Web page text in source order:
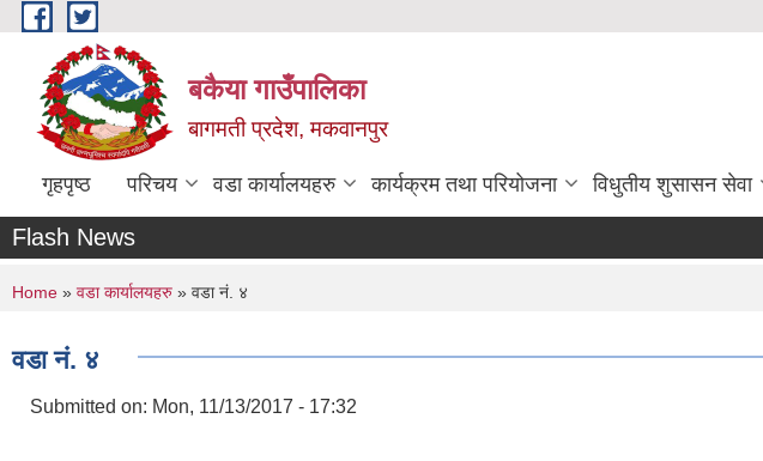
Skip to main content
बकैया गाउँपालिका
बागमती प्रदेश, मकवानपुर
गृहपृष्ठ परिचय वडा कार्यालयहरु कार्यक्रम तथा परियोजना विधुतीय शुसासन सेवा
Flash News
You are here
Home » वडा कार्यालयहरु » वडा नं. ४
वडा नं. ४
Submitted on: Mon, 11/13/2017 - 17:32